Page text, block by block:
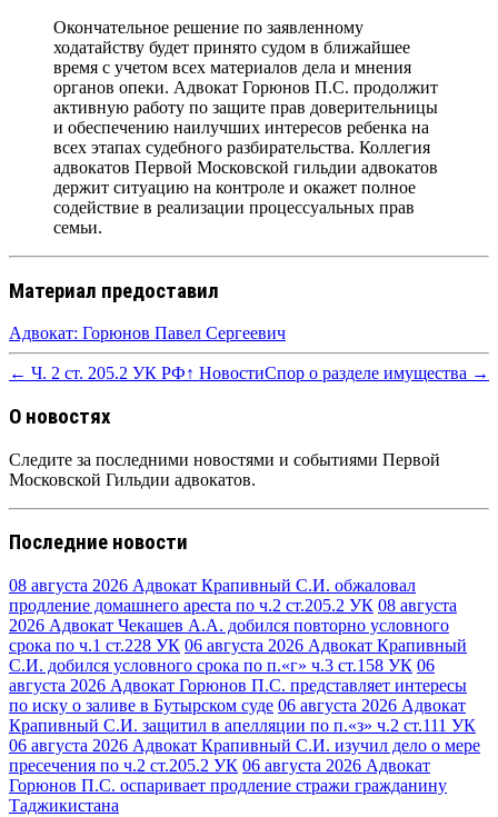
Окончательное решение по заявленному
ходатайству будет принято судом в ближайшее
время с учетом всех материалов дела и мнения
органов опеки. Адвокат Горюнов П.С. продолжит
активную работу по защите прав доверительницы
и обеспечению наилучших интересов ребенка на
всех этапах судебного разбирательства. Коллегия
адвокатов Первой Московской гильдии адвокатов
держит ситуацию на контроле и окажет полное
содействие в реализации процессуальных прав
семьи.
Материал предоставил
Адвокат: Горюнов Павел Сергеевич
← Ч. 2 ст. 205.2 УК РФ↑ НовостиСпор о разделе имущества →
О новостях
Следите за последними новостями и событиями Первой
Московской Гильдии адвокатов.
Последние новости
08 августа 2026 Адвокат Крапивный С.И. обжаловал
продление домашнего ареста по ч.2 ст.205.2 УК 08 августа
2026 Адвокат Чекашев А.А. добился повторно условного
срока по ч.1 ст.228 УК 06 августа 2026 Адвокат Крапивный
С.И. добился условного срока по п.«г» ч.3 ст.158 УК 06
августа 2026 Адвокат Горюнов П.С. представляет интересы
по иску о заливе в Бутырском суде 06 августа 2026 Адвокат
Крапивный С.И. защитил в апелляции по п.«з» ч.2 ст.111 УК
06 августа 2026 Адвокат Крапивный С.И. изучил дело о мере
пресечения по ч.2 ст.205.2 УК 06 августа 2026 Адвокат
Горюнов П.С. оспаривает продление стражи гражданину
Таджикистана